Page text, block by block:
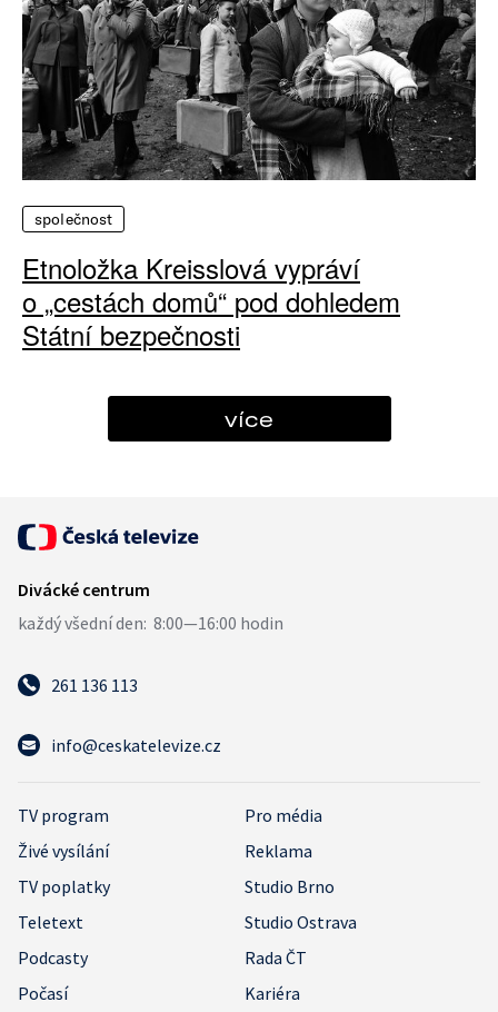
společnost
Etnoložka Kreisslová vypráví
o „cestách domů“ pod dohledem
Státní bezpečnosti
více
261 136 113
info@ceskatelevize.cz
TV program
Pro média
Živé vysílání
Reklama
TV poplatky
Studio Brno
Teletext
Studio Ostrava
Podcasty
Rada ČT
Počasí
Kariéra